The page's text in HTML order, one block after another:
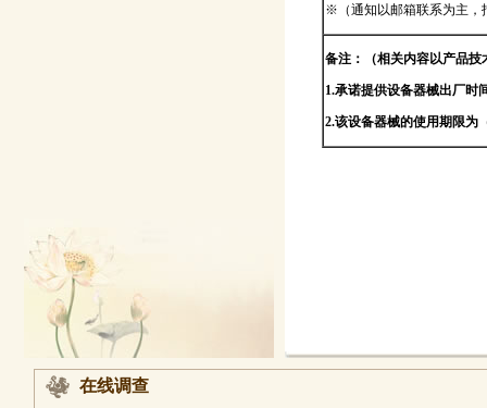
※（通知以邮箱联系为主
备注：（相关内容以产品
1.承诺提供设备器械出厂时
2.该设备器械的使用期限
在线调查